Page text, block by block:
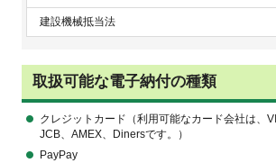
建設機械抵当法
取扱可能な電子納付の種類
クレジットカード（利用可能なカード会社は、
JCB、AMEX、Dinersです。）
PayPay